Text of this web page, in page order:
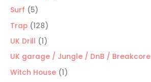
Surf 55
productos
Trap 128128
productos
UK Drill 11
producto
UK garage / Jungle / DnB / Breakcore
Witch House 11